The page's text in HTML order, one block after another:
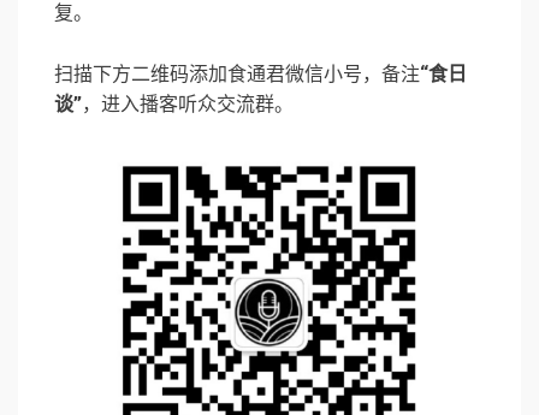
复。
扫描下方二维码添加食通君微信小号，备注“食日
谈”，进入播客听众交流群。